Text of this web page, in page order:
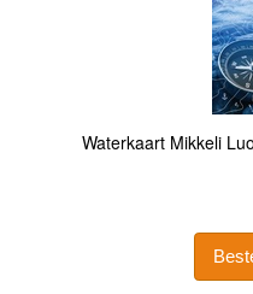
Waterkaart Mikkeli